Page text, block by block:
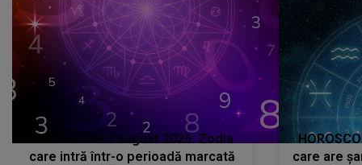
HOROSCOP 7 august 2026. Zodia
care intră într-o perioadă marcată
care are